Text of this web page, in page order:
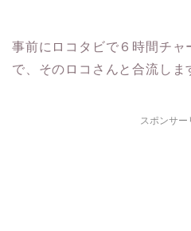
事前にロコタビで６時間チャ
で、そのロコさんと合流しま
スポンサー